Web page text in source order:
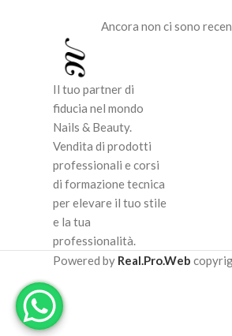
Ancora non ci sono
Il tuo partner di
fiducia nel mondo
Nails & Beauty.
Vendita di prodotti
professionali e corsi
di formazione tecnica
per elevare il tuo stile
e la tua
professionalità.
Powered by Real.Pro.Web